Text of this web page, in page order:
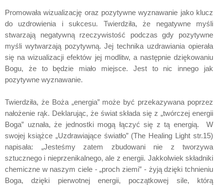
Promowała wizualizację oraz pozytywne wyznawanie jako klucz
do uzdrowienia i sukcesu. Twierdziła, że negatywne myśli
stwarzają negatywną rzeczywistość podczas gdy pozytywne
myśli wytwarzają pozytywną. Jej technika uzdrawiania opierała
się na wizualizacji efektów jej modlitw, a następnie dziękowaniu
Bogu, że to będzie miało miejsce. Jest to nic innego jak
pozytywne wyznawanie.
Twierdziła, że Boża „energia” może być przekazywana poprzez
nałożenie rąk. Deklarując, że świat składa się z „twórczej energii
Boga” uznała, że jednostki mogą łączyć się z tą energią. W
swojej książce „Uzdrawiające światło” (The Healing Light str.15)
napisała: „Jesteśmy zatem zbudowani nie z tworzywa
sztucznego i nieprzenikalnego, ale z energii. Jakkolwiek składniki
chemiczne w naszym ciele - „proch ziemi” - żyją dzięki tchnieniu
Boga, dzięki pierwotnej energii, początkowej sile, którą